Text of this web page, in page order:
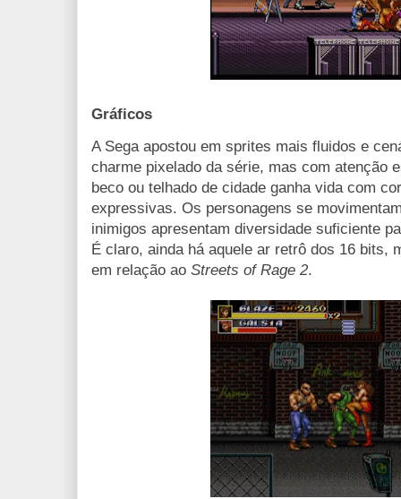
Gráficos
A Sega apostou em sprites mais fluidos e
charme pixelado da série, mas com atenção
beco ou telhado de cidade ganha vida com
expressivas. Os personagens se
inimigos apresentam diversidade suficiente
É claro, ainda há aquele ar retrô dos 16 bits,
em relação ao Streets of Rage 2.